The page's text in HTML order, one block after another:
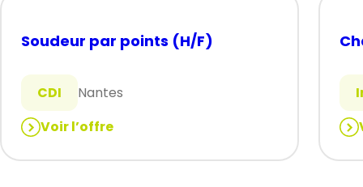
Soudeur par points (H/F)
CDI
Nantes
Voir l’offre
:
Soudeur
: